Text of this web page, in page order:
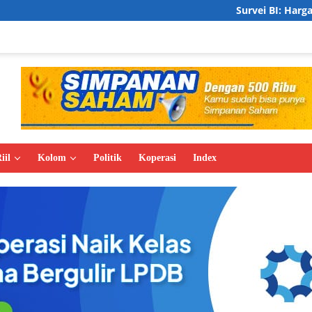
Survei BI: Harga Properti
Kolom Politik Koperasi Index